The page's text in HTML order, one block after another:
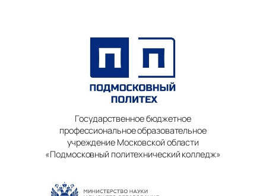
Государственное бюджетное
профессиональное образовательное
учреждение Московской области
«Подмосковный политехнический колледж»